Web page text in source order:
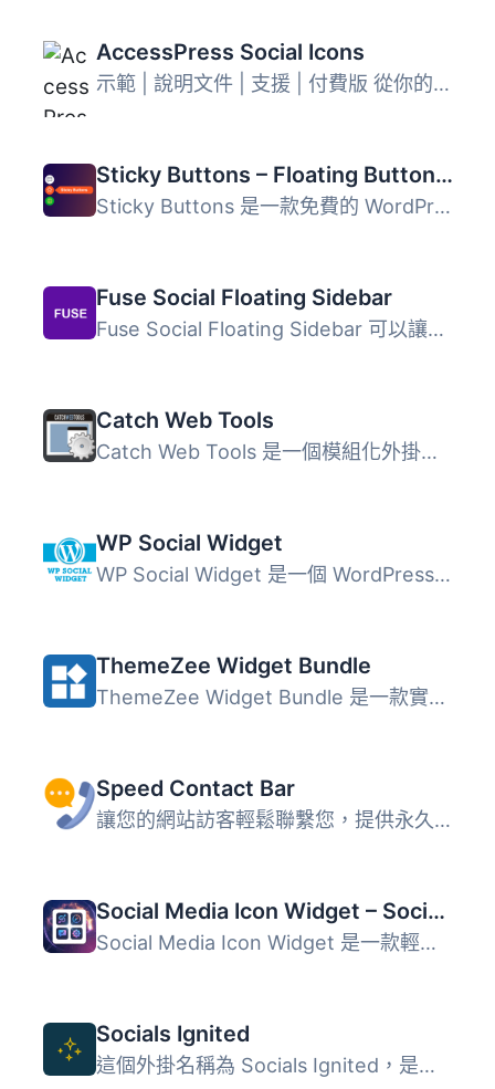
AccessPress Social Icons
示範 | 說明文件 | 支援 | 付費版 從你的網站連結到社交網站...
Sticky Buttons – Floating Buttons Builder
Sticky Buttons 是一款免費的 WordPress 外掛，讓使用者能快...
Fuse Social Floating Sidebar
Fuse Social Floating Sidebar 可以讓您非常容易地插入社交媒...
Catch Web Tools
Catch Web Tools 是一個模組化外掛程式，可為您的 WordPress ...
WP Social Widget
WP Social Widget 是一個 WordPress 外掛，它以簡單、可擴充...
ThemeZee Widget Bundle
ThemeZee Widget Bundle 是一款實用小工具的集合，精心打造的...
Speed Contact Bar
讓您的網站訪客輕鬆聯繫您，提供永久可見的聯繫方式。 外掛有...
Social Media Icon Widget – Social Profile Links with Gutenberg Block
Social Media Icon Widget 是一款輕量級的外掛，讓使用者能輕...
Socials Ignited
這個外掛名稱為 Socials Ignited，是由 Premium WordPress Th...